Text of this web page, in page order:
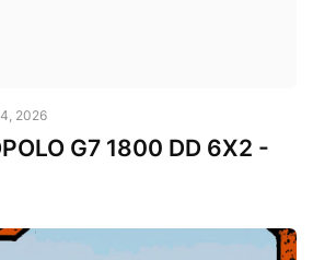
2026
G7 1800 DD 6X2 -